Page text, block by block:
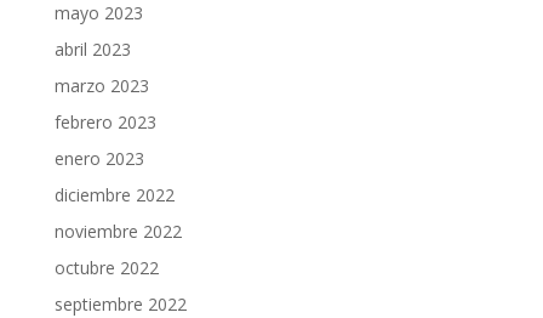
mayo 2023
abril 2023
marzo 2023
febrero 2023
enero 2023
diciembre 2022
noviembre 2022
octubre 2022
septiembre 2022